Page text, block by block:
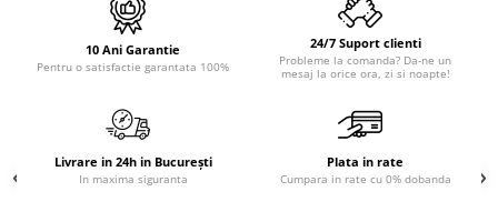
ZOOM
Mixere și blendere
Sisteme pentru apa pură
10 Ani Garantie
Pentru o satisfactie garantata 100%
24/7 Suport clienti
Probleme la comanda? Da-ne un
mesaj la orice ora, zi si noapte!
Livrare in 24h in București
In maxima siguranta
Plata in rate
Cumpara in rate cu 0% dobanda